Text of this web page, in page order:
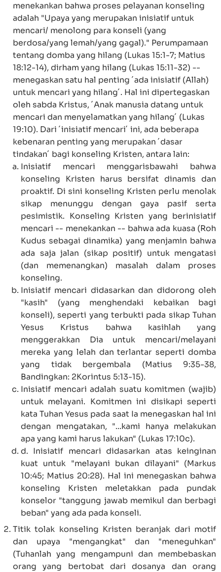
menekankan bahwa proses pelayanan konseling
adalah "Upaya yang merupakan inisiatif untuk
mencari/ menolong para konseli (yang
berdosa/yang lemah/yang gagal)." Perumpamaan
tentang domba yang hilang (Lukas 15:1-7; Matius
18:12-14), dirham yang hilang (Lukas 15:11-32) --
menegaskan satu hal penting ´ada inisiatif (Allah)
untuk mencari yang hilang´. Hal ini dipertegaskan
oleh sabda Kristus, ´Anak manusia datang untuk
mencari dan menyelamatkan yang hilang´ (Lukas
19:10). Dari ´inisiatif mencari´ ini, ada beberapa
kebenaran penting yang merupakan ´dasar
tindakan´ bagi konseling Kristen, antara lain:
Inisiatif mencari menggarisbawahi bahwa
konseling Kristen harus bersifat dinamis dan
proaktif. Di sini konseling Kristen perlu menolak
sikap menunggu dengan gaya pasif serta
pesimistik. Konseling Kristen yang berinisiatif
mencari -- menekankan -- bahwa ada kuasa (Roh
Kudus sebagai dinamika) yang menjamin bahwa
ada saja jalan (sikap positif) untuk mengatasi
(dan memenangkan) masalah dalam proses
konseling.
Inisiatif mencari didasarkan dan didorong oleh
"kasih" (yang menghendaki kebaikan bagi
konseli), seperti yang terbukti pada sikap Tuhan
Yesus Kristus bahwa kasihlah yang
menggerakkan Dia untuk mencari/melayani
mereka yang lelah dan terlantar seperti domba
yang tidak bergembala (Matius 9:35-38,
Bandingkan: 2Korintus 5:13-15).
Inisiatif mencari adalah suatu komitmen (wajib)
untuk melayani. Komitmen ini disikapi seperti
kata Tuhan Yesus pada saat Ia menegaskan hal ini
dengan mengatakan, "...kami hanya melakukan
apa yang kami harus lakukan" (Lukas 17:10c).
d. Inisiatif mencari didasarkan atas keinginan
kuat untuk "melayani bukan dilayani" (Markus
10:45; Matius 20:28). Hal ini menegaskan bahwa
konseling Kristen meletakkan pada pundak
konselor "tanggung jawab memikul dan berbagi
beban" yang ada pada konseli.
Titik tolak konseling Kristen beranjak dari motif
dan upaya "mengangkat" dan "meneguhkan"
(Tuhanlah yang mengampuni dan membebaskan
orang yang bertobat dari dosanya dan orang